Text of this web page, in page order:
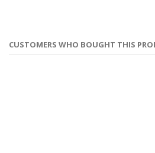
CUSTOMERS WHO BOUGHT THIS